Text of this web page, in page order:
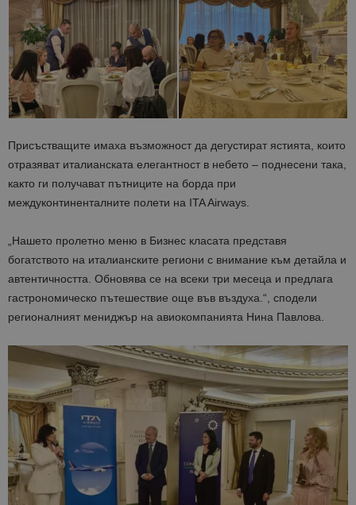
Присъстващите имаха възможност да дегустират ястията, които
отразяват италианската елегантност в небето – поднесени така,
както ги получават пътниците на борда при
междуконтиненталните полети на ITA Airways.
„Нашето пролетно меню в Бизнес класата представя
богатството на италианските региони с внимание към детайла и
автентичността. Обновява се на всеки три месеца и предлага
гастрономическо пътешествие още във въздуха.“, сподели
регионалният мениджър на авиокомпанията Нина Павлова.